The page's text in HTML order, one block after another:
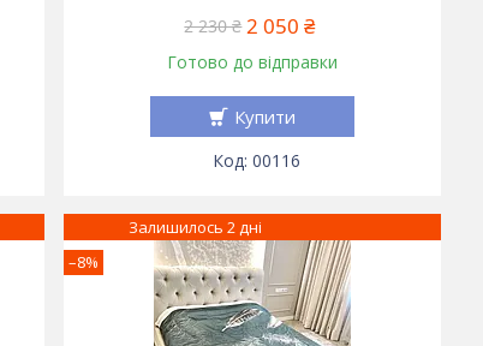
2 230 ₴ 2 050 ₴
Готово до відправки
Купити
00116
–8%
Залишилось 2 дні